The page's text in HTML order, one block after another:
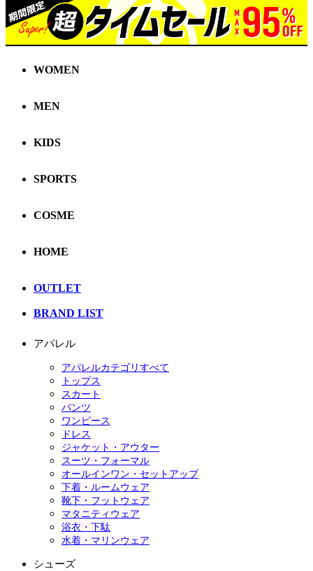
WOMEN
MEN
KIDS
SPORTS
COSME
HOME
OUTLET
BRAND LIST
アパレル
アパレルカテゴリすべて
トップス
スカート
パンツ
ワンピース
ドレス
ジャケット・アウター
スーツ・フォーマル
オールインワン・セットアップ
下着・ルームウェア
靴下・フットウェア
マタニティウェア
浴衣・下駄
水着・マリンウェア
シューズ